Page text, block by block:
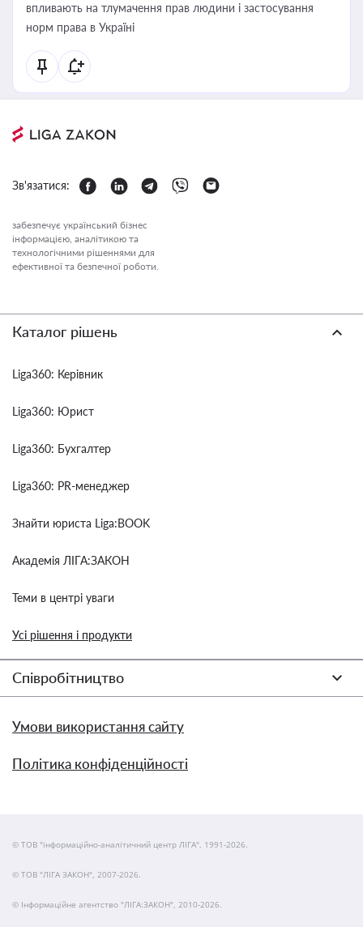
впливають на тлумачення прав людини і застосування
норм права в Україні
Зв'язатися:
забезпечує український бізнес
інформацією, аналітикою та
технологічними рішеннями для
ефективної та безпечної роботи.
Каталог рішень
Liga360: Керівник
Liga360: Юрист
Liga360: Бухгалтер
Liga360: PR-менеджер
Знайти юриста Liga:BOOK
Академія ЛІГА:ЗАКОН
Теми в центрі уваги
Усі рішення і продукти
Співробітництво
Умови використання сайту
Політика конфіденційності
© ТОВ "інформаційно-аналітичний центр ЛІГА", 1991-2026.
© ТОВ "ЛІГА ЗАКОН", 2007-2026.
© Інформаційне агентство "ЛІГА:ЗАКОН", 2010-2026.